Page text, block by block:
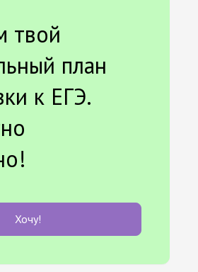
твой
план
к ЕГЭ.
Хочу!